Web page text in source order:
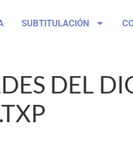
SUBTITULACIÓN
DEL